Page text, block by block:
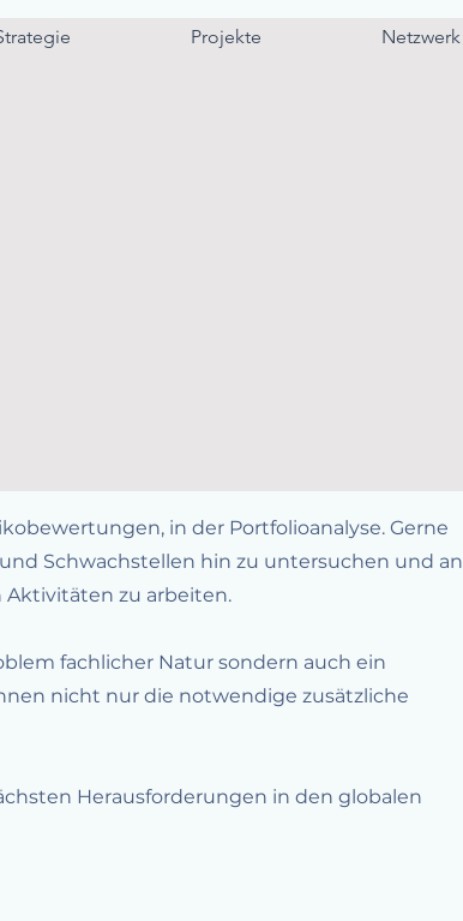
Projekte Netzwerk
in der Portfolioanalyse. Gerne
Schwachstellen hin zu untersuchen und an
zu arbeiten.
fachlicher Natur sondern auch ein
nicht nur die notwendige zusätzliche
Herausforderungen in den globalen